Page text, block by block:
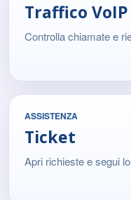
Traffico VoIP
Controlla chiamate e
ASSISTENZA
Ticket
Apri richieste e segui